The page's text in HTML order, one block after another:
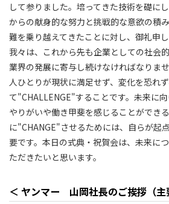
して参りました。培ってきた技術を礎に
からの献身的な努力と挑戦的な意欲の積
難を乗り越えてきたことに対し、御礼申し
我々は、これから先も企業としての社会
業界の発展に寄与し続けなければなりま
人ひとりが現状に満足せず、変化を恐れ
て"CHALLENGE"することです。未来に向
やりがいや働き甲斐を感じることができ
に"CHANGE"させるためには、自らが起
要です。本日の式典・祝賀会は、未来に
ただきたいと思います。
＜ ヤンマー 山岡社長のご挨拶（主